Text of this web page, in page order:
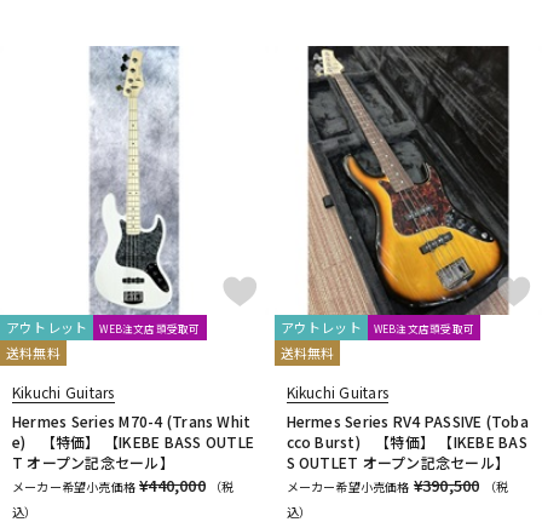
アウトレット WEB注文店頭受取可
送料無料
Kikuchi Guitars
Hermes Series M70-4 (Trans Whit
e) 【特価】 【IKEBE BASS OUTLE
T オープン記念セール】
メーカー希望小売価格 ¥440,000
（税
込）
アウトレット WEB注文店頭受取可
送料無料
Kikuchi Guitars
Hermes Series RV4 PASSIVE (Toba
cco Burst) 【特価】 【IKEBE BAS
S OUTLET オープン記念セール】
メーカー希望小売価格 ¥390,500
（税
込）